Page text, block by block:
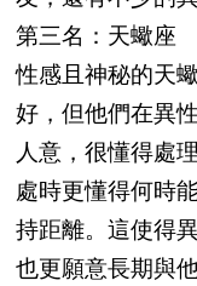
第三名：天蠍座
性感且神秘的天
好，但他們在異
人意，很懂得處
處時更懂得何時
持距離。這使得
也更願意長期與